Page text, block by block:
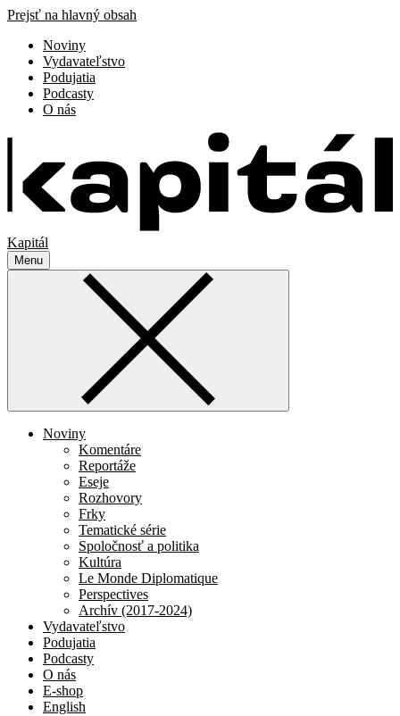
Prejsť na hlavný obsah
Noviny
Vydavateľstvo
Podujatia
Podcasty
O nás
Kapitál
Menu
Noviny
Komentáre
Reportáže
Eseje
Rozhovory
Frky
Tematické série
Spoločnosť a politika
Kultúra
Le Monde Diplomatique
Perspectives
Archív (2017-2024)
Vydavateľstvo
Podujatia
Podcasty
O nás
E-shop
English